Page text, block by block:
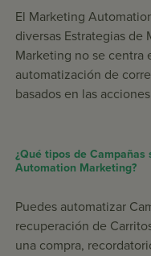
El Marketing
diversas Estrategias de
Marketing no se centra
automatización de
basados en las
¿Qué tipos de
Automation Marketing?
Puedes automatizar
recuperación de
una compra,